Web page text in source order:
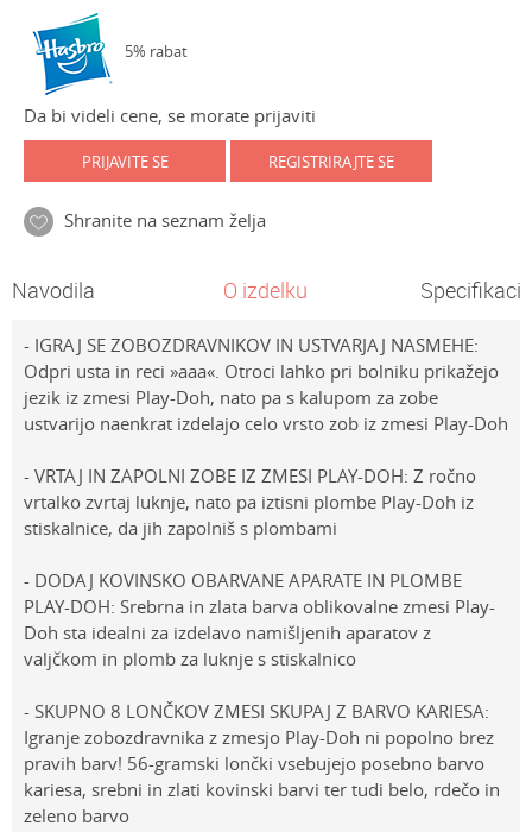
5% rabat
Da bi videli cene, se morate prijaviti
PRIJAVITE SE REGISTRIRAJTE SE
Shranite na seznam želja
Navodila O izdelku
- IGRAJ SE ZOBOZDRAVNIKOV IN USTVARJAJ NASMEHE:
Odpri usta in reci »aaa«. Otroci lahko pri bolniku prikažejo
jezik iz zmesi Play-Doh, nato pa s kalupom za zobe
ustvarijo naenkrat izdelajo celo vrsto zob iz zmesi Play-Doh
- VRTAJ IN ZAPOLNI ZOBE IZ ZMESI PLAY-DOH: Z ročno
vrtalko zvrtaj luknje, nato pa iztisni plombe Play-Doh iz
stiskalnice, da jih zapolniš s plombami
- DODAJ KOVINSKO OBARVANE APARATE IN PLOMBE
PLAY-DOH: Srebrna in zlata barva oblikovalne zmesi Play-
Doh sta idealni za izdelavo namišljenih aparatov z
valjčkom in plomb za luknje s stiskalnico
- SKUPNO 8 LONČKOV ZMESI SKUPAJ Z BARVO KARIESA:
Igranje zobozdravnika z zmesjo Play-Doh ni popolno brez
pravih barv! 56-gramski lončki vsebujejo posebno barvo
kariesa, srebni in zlati kovinski barvi ter tudi belo, rdečo in
zeleno barvo